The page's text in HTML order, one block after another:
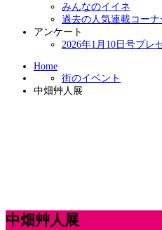
みんなのイイネ
過去の人気連載コーナ
アンケート
2026年1月10日号プレ
Home
街のイベント
中畑艸人展
中畑艸人展